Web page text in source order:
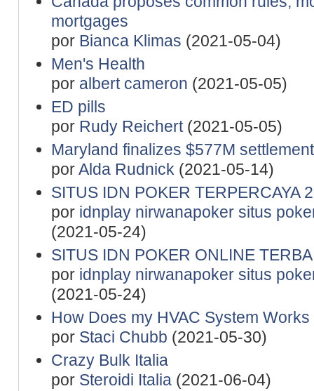
mortgages
por Bianca Klimas (2021-05-04)
Men's Health
por albert cameron (2021-05-05)
ED pills
por Rudy Reichert(2021-05-05)
Maryland finalizes $577M
porAlda Rudnick (2021-05-14)
SITUS IDN POKER TERPERCAYA
por idnplay nirwanapoker situs
(2021-05-24)
SITUS IDN POKER ONLINE
por idnplay nirwanapoker situs
(2021-05-24)
How Does my HVAC System
por Staci Chubb (2021-05-30)
Crazy Bulk Italia
por Steroidi Italia(2021-06-04)